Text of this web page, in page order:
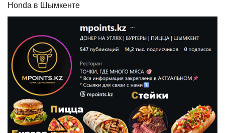
Honda в Шымкенте